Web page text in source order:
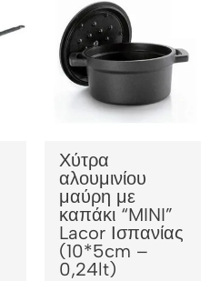
Χύτρα
αλουμινίου
μαύρη με
καπάκι “MINI”
Lacor Ισπανίας
(10*5cm –
0,24lt)